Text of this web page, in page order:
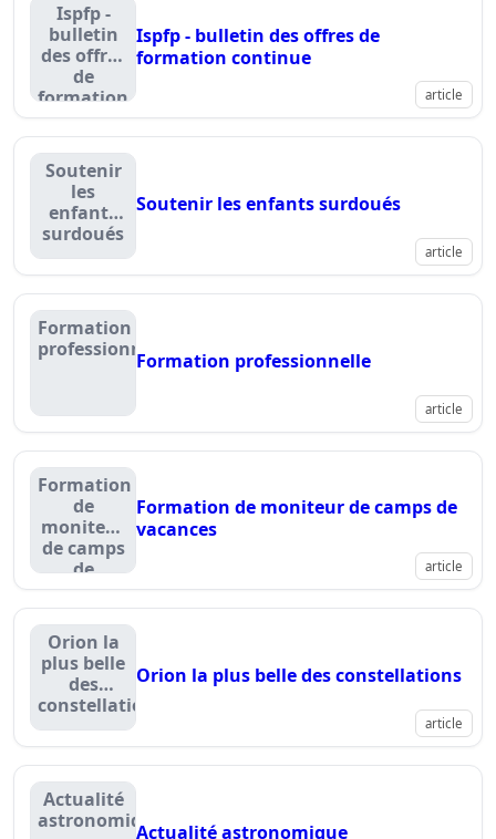
Ispfp -
bulletin
des offres
de
formation
continue
Ispfp - bulletin des offres de
formation continue
article
Soutenir
les
enfants
surdoués
Soutenir les enfants surdoués
article
Formation
professionnelleFormation professionnelle
article
Formation
de
moniteur
de camps
de
vacances
Formation de moniteur de camps de
vacances
article
Orion la
plus belle
des
constellations
Orion la plus belle des constellations
article
Actualité
astronomiqueActualité astronomique